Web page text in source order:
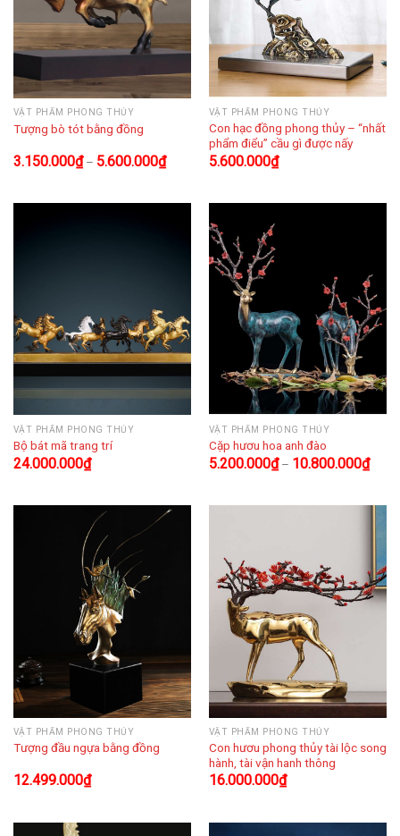
VẬT PHẨM PHONG THỦY
Tượng bò tót bằng đồng
3.150.000₫– 5.600.000₫
VẬT PHẨM PHONG THỦY
Con hạc đồng phong thủy – “nhất
phẩm điểu” cầu gì được nấy
5.600.000₫
VẬT PHẨM PHONG THỦY
Bộ bát mã trang trí
24.000.000₫
VẬT PHẨM PHONG THỦY
Cặp hươu hoa anh đào
5.200.000₫– 10.800.000₫
VẬT PHẨM PHONG THỦY
Tượng đầu ngựa bằng đồng
12.499.000₫
VẬT PHẨM PHONG THỦY
Con hươu phong thủy tài lộc song
hành, tài vận hanh thông
16.000.000₫